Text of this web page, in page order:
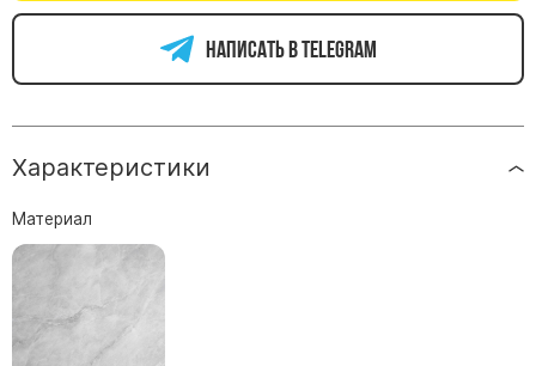
Памятники из гранита Капустинский
Арочные памятники
Часовни из белого мрамора и гранита
Скульптуры, барельефы и бюсты из бронзы
Написать в telegram
Характеристики
Материал